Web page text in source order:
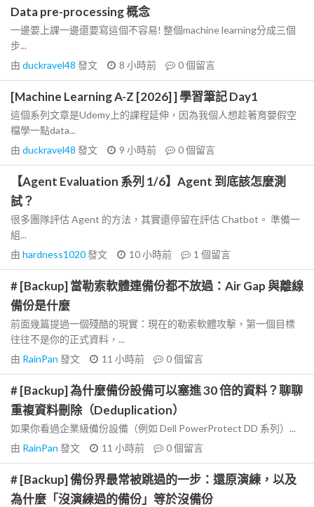
Data pre-processing 概念
一邊要上課一邊還要寫這個不容易! 整個machine learning分成三個
步...
由 duckravel48 發文 8 小時前 0個留言
[Machine Learning A-Z [2026] ] 學習筆記 Day1
這個系列文章是Udemy上的課程延伸，因為我個人想趁著育嬰假空
檔學一點data...
由 duckravel48 發文 9 小時前 0個留言
【Agent Evaluation 系列 1/6】Agent 到底該怎麼測
試？
很多團隊評估 Agent 的方法，其實還停留在評估 Chatbot。 準備一
組...
由 hardness1020發文 10 小時前 1 個留言
# [Backup] 當勒索軟體連備份都不放過：Air Gap 與離線
備份是什麼
前面幾篇提過一個殘酷的現實：現在的勒索軟體攻擊，第一個目標
往往不是你的正式資料，...
由 RainPan 發文 11 小時前 0個留言
# [Backup] 為什麼備份設備可以塞進 30 倍的資料？聊聊
重複資料刪除（Deduplication）
如果你看過企業級備份設備（例如 Dell PowerProtect DD 系列）...
由 RainPan 發文 11 小時前 0個留言
# [Backup] 備份界最常被跳過的一步：還原演練，以及
為什麼「沒演練過的備份」等於沒備份